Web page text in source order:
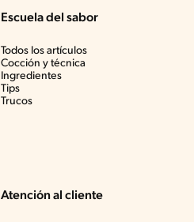
Escuela del sabor
Todos los artículos
Cocción y técnica
Ingredientes
Tips
Trucos
Atención al cliente